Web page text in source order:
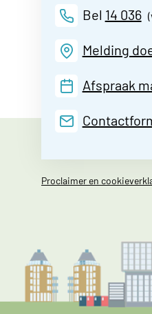
Bel 14 036
Melding
Afspraak
Proclaimer en